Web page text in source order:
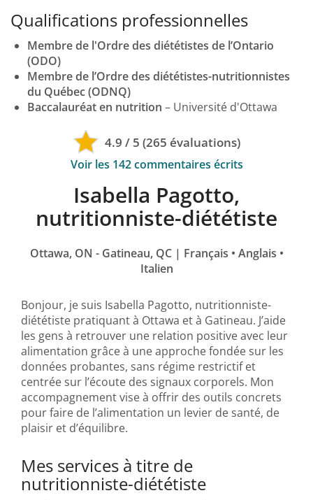
Qualifications professionnelles
Membre de l'Ordre des diététistes de l’Ontario
(ODO)
Membre de l’Ordre des diététistes-nutritionnistes
du Québec (ODNQ)
Baccalauréat en nutrition – Université d'Ottawa
4.9 / 5 (265 évaluations)
Voir les 142 commentaires écrits
Isabella Pagotto,
nutritionniste-diététiste
Ottawa, ON - Gatineau, QC | Français • Anglais •
Italien
Bonjour, je suis Isabella Pagotto, nutritionniste-
diététiste pratiquant à Ottawa et à Gatineau. J’aide
les gens à retrouver une relation positive avec leur
alimentation grâce à une approche fondée sur les
données probantes, sans régime restrictif et
centrée sur l’écoute des signaux corporels. Mon
accompagnement vise à offrir des outils concrets
pour faire de l’alimentation un levier de santé, de
plaisir et d’équilibre.
Mes services à titre de
nutritionniste-diététiste